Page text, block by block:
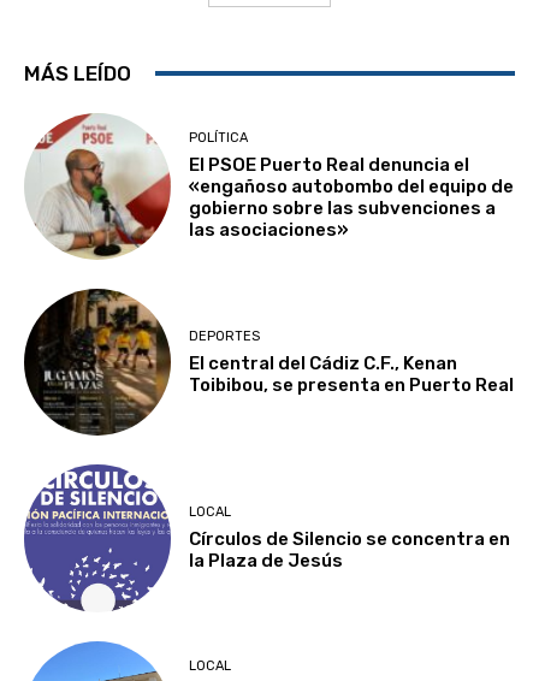
MÁS LEÍDO
POLÍTICA
El PSOE Puerto Real denuncia el
«engañoso autobombo del equipo de
gobierno sobre las subvenciones a
las asociaciones»
DEPORTES
El central del Cádiz C.F., Kenan
Toibibou, se presenta en Puerto Real
LOCAL
Círculos de Silencio se concentra en
la Plaza de Jesús
LOCAL